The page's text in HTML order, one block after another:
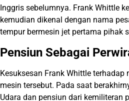
Inggris sebelumnya. Frank Whittle
kemudian dikenal dengan nama
tempur bermesin jet pertama pihak
Pensiun Sebagai
Kesuksesan Frank Whittle
mesin tersebut. Pada saat
Udara dan pensiun dari kemiliteran